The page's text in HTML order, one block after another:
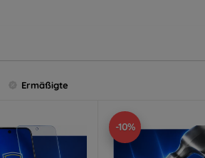
Ermäßigte
-10%